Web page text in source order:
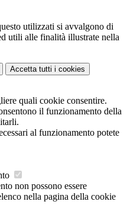
utilizzati si avvalgono di
utili alle finalità illustrate nella
Accetta tutti i cookies
quali cookie consentire.
il funzionamento della
al funzionamento potete
non possono essere
nella pagina della cookie